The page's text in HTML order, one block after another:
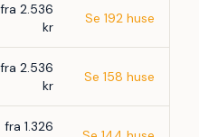
fra 2.536
kr
Se 192 huse
fra 2.536
kr
Se 158 huse
fra 1.326